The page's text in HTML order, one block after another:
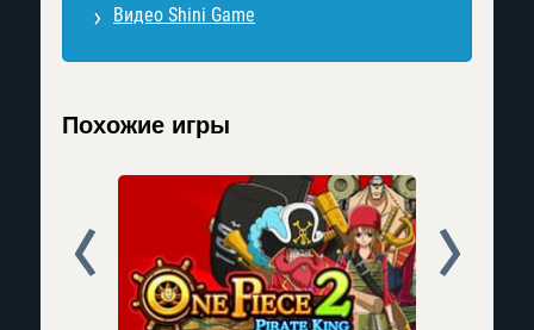
Видео Shini Game
Похожие игры